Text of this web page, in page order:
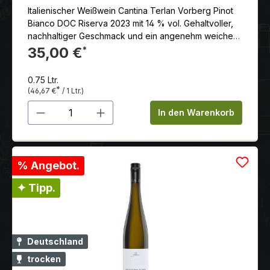
Italienischer Weißwein Cantina Terlan Vorberg Pinot
Bianco DOC Riserva 2023 mit 14 % vol. Gehaltvoller,
nachhaltiger Geschmack und ein angenehm weiches
Säurespiel.
35,00 €*
0.75 Ltr.
(46,67 €* / 1 Ltr.)
Produkt Anzahl: Gib denIn den Warenkorb
% Angebot.
✦ Tipp.
Deutschland
trocken